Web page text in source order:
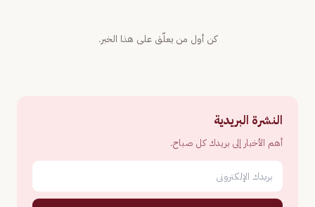
كن أول من يعلّق على هذا الخبر.
النشرة البريدية
أهم الأخبار إلى بريدك كل صباح.